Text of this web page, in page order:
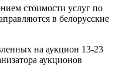
стоимости услуг по
в белорусские
на аукцион 13-23
аукционов